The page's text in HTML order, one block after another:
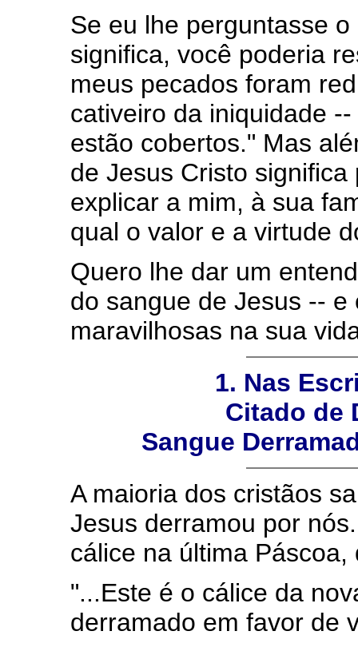
Se eu lhe perguntasse
significa, você poderia
meus pecados foram
cativeiro da iniquidade
estão cobertos." Mas
de Jesus Cristo
explicar a mim, à sua
qual o valor e a virtude
Quero lhe dar um
do sangue de Jesus --
maravilhosas na sua
1. Nas
Citado de
Sangue
A maioria dos cristãos
Jesus derramou por
cálice na última Páscoa,
"...Este é o cálice da
derramado em favor de